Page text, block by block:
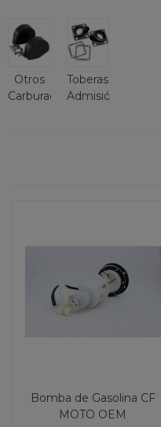
Otros
Carburador
Toberas
Admisión
Bomba de Gasolina CF
MOTO OEM